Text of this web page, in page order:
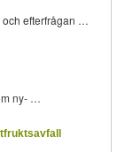
och efterfrågan …
ny- …